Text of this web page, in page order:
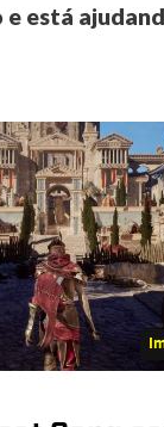
está